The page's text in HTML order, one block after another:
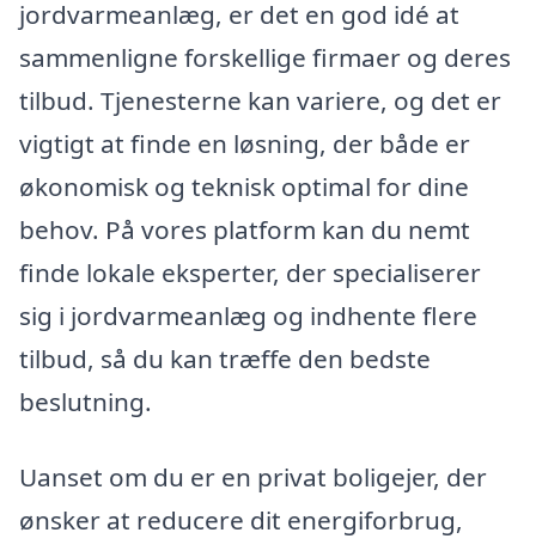
jordvarmeanlæg, er det en god idé at
sammenligne forskellige firmaer og deres
tilbud. Tjenesterne kan variere, og det er
vigtigt at finde en løsning, der både er
økonomisk og teknisk optimal for dine
behov. På vores platform kan du nemt
finde lokale eksperter, der specialiserer
sig i jordvarmeanlæg og indhente flere
tilbud, så du kan træffe den bedste
beslutning.
Uanset om du er en privat boligejer, der
ønsker at reducere dit energiforbrug,